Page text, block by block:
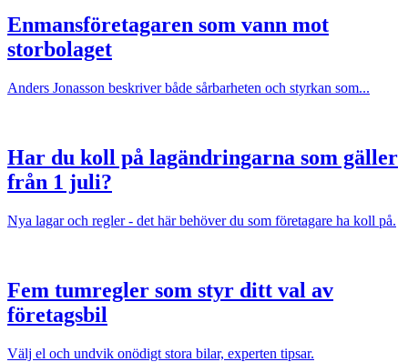
Enmansföretagaren som vann mot
storbolaget
Anders Jonasson beskriver både sårbarheten och styrkan som...
Har du koll på lagändringarna som gäller
från 1 juli?
Nya lagar och regler - det här behöver du som företagare ha koll på.
Fem tumregler som styr ditt val av
företagsbil
Välj el och undvik onödigt stora bilar, experten tipsar.